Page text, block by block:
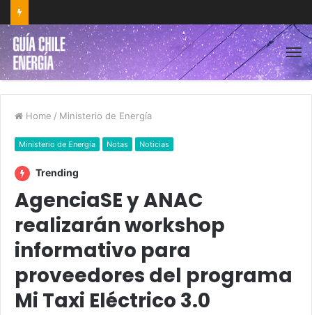
Home / Ministerio de Energía
Ministerio de Energía Notas Noticias
Trending
AgenciaSE y ANAC
realizarán workshop
informativo para
proveedores del programa
Mi Taxi Eléctrico 3.0